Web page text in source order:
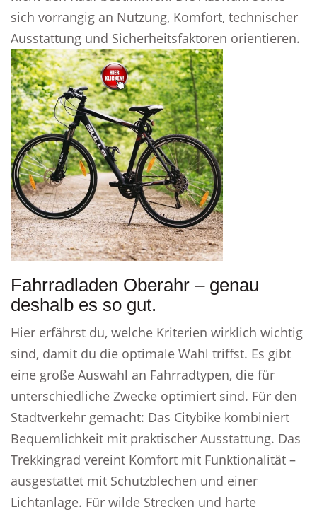
sich vorrangig an Nutzung, Komfort, technischer
Ausstattung und Sicherheitsfaktoren orientieren.
Fahrradladen Oberahr – genau
deshalb es so gut.
Hier erfährst du, welche Kriterien wirklich wichtig
sind, damit du die optimale Wahl triffst. Es gibt
eine große Auswahl an Fahrradtypen, die für
unterschiedliche Zwecke optimiert sind. Für den
Stadtverkehr gemacht: Das Citybike kombiniert
Bequemlichkeit mit praktischer Ausstattung. Das
Trekkingrad vereint Komfort mit Funktionalität –
ausgestattet mit Schutzblechen und einer
Lichtanlage. Für wilde Strecken und harte